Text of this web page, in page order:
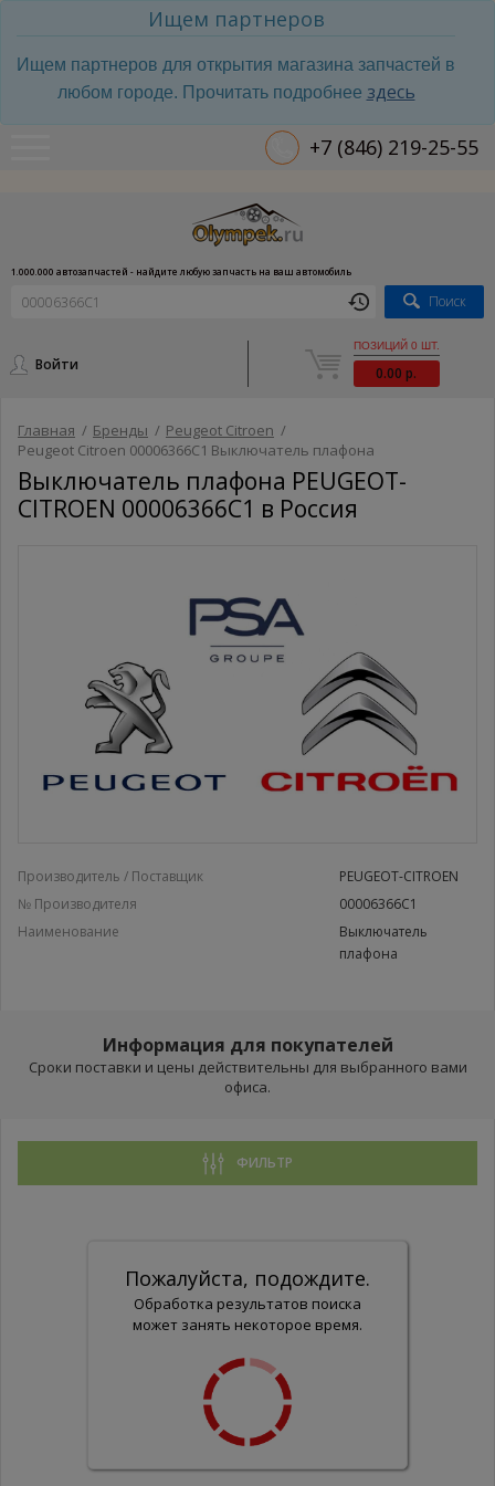
Ищем партнеров
Ищем партнеров для открытия магазина запчастей в
любом городе. Прочитать подробнее здесь
+7 (846) 219-25-55
1.000.000 автозапчастей - найдите любую запчасть на ваш автомобиль
Поиск
Войти
ПОЗИЦИЙ 0 ШТ.
0.00 р.
Главная / Бренды / Peugeot Citroen /
Peugeot Citroen 00006366C1 Выключатель плафона
Выключатель плафона PEUGEOT-
CITROEN 00006366C1 в Россия
Производитель / Поставщик
PEUGEOT-CITROEN
№ Производителя
00006366C1
Наименование
Выключатель
плафона
Информация для покупателей
Сроки поставки и цены действительны для выбранного вами
офиса.
ФИЛЬТР
Пожалуйста, подождите.
Обработка результатов поиска
может занять некоторое время.